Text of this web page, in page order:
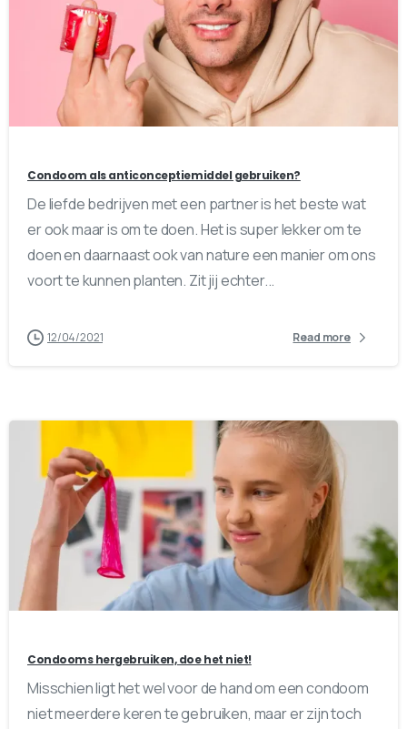
0
Condoom als anticonceptiemiddel gebruiken?
De liefde bedrijven met een partner is het beste wat
er ook maar is om te doen. Het is super lekker om te
doen en daarnaast ook van nature een manier om ons
voort te kunnen planten. Zit jij echter...
12/04/2021 Read more
0 0
Condooms hergebruiken, doe het niet!
Misschien ligt het wel voor de hand om een condoom
niet meerdere keren te gebruiken, maar er zijn toch